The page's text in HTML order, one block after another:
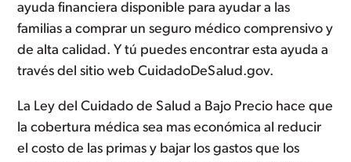
ayuda financiera disponible para ayudar a las
familias a comprar un seguro médico comprensivo y
de alta calidad. Y tú puedes encontrar esta ayuda a
través del sitio web CuidadoDeSalud.gov.
La Ley del Cuidado de Salud a Bajo Precio hace que
la cobertura médica sea mas económica al reducir
el costo de las primas y bajar los gastos que los